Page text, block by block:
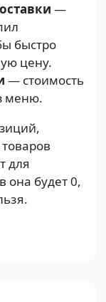
—
быстро
цену.
— стоимость
меню.
для
она будет 0,